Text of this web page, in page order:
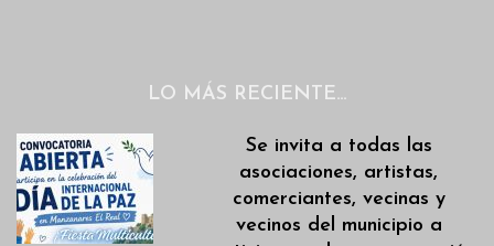
LO MÁS RECIENTE…
Se invita a todas las
asociaciones, artistas,
comerciantes, vecinas y
vecinos del municipio a